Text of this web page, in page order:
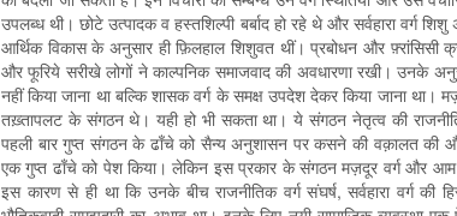
उपलब्ध थी। छोटे उत्पादक व हस्तशिल्पी बर्बाद हो रहे थे और सर्वहारा वर्ग
आर्थिक विकास के अनुसार ही फ़िलहाल शिशुवत थीं। प्रबोधन और फ़्रांसिसी
और फूरिये सरीखे लोगों ने काल्पनिक समाजवाद की अवधारणा रखी। उनके
नहीं किया जाना था बल्कि शासक वर्ग के समक्ष उपदेश देकर किया जाना
तख़्तापलट के संगठन थे। यही हो भी सकता था। ये संगठन नेतृत्व की
पहली बार गुप्त संगठन के ढाँचे को सैन्य अनुशासन पर कसने की वक़ालत की
एक गुप्त ढाँचे को पेश किया। लेकिन इस प्रकार के संगठन मज़दूर वर्ग और
इस कारण से ही था कि उनके बीच राजनीतिक वर्ग संघर्ष, सर्वहारा वर्ग की